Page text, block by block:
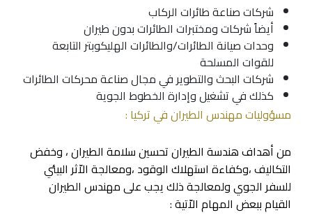
شركات صناعة طائرات الركاب
أيضاً شركات ومختبرات الطائرات بدون طيران
وحدات صيانة الطائرات/والطائرات الهليكوبتر التابعة
للقوات المسلحة
شركات البحث والتطوير في مجال صناعة محركات الطائرات
كذلك في تشغيل وإدارة الخطوط الجوية
مسؤوليات مهندس الطيران في تركيا :
من أهداف هندسة الطيران تحسين سلامة الطيران ، وخفض
التكاليف ،وكفاءة استهلاك الوقود ،ومعالجة الاّثر البيئي
للسفر الجوي ولمعالجة ذلك يجب على مهندس الطيران
القيام ببعض المهام الاّتية :